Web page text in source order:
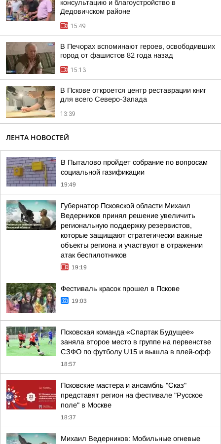
консультацию и благоустройство в
Дедовичском районе
15:49
В Печорах вспоминают героев, освободивших
город от фашистов 82 года назад
15:13
В Пскове откроется центр реставрации книг
для всего Северо-Запада
13:39
ЛЕНТА НОВОСТЕЙ
В Пыталово пройдет собрание по вопросам
социальной газификации
19:49
Губернатор Псковской области Михаил
Ведерников принял решение увеличить
региональную поддержку резервистов,
которые защищают стратегически важные
объекты региона и участвуют в отражении
атак беспилотников
19:19
Фестиваль красок прошел в Пскове
19:03
Псковская команда «Спартак Будущее»
заняла второе место в группе на первенстве
СЗФО по футболу U15 и вышла в плей-офф
18:57
Псковские мастера и ансамбль "Сказ"
представят регион на фестивале "Русское
поле" в Москве
18:37
Михаил Ведерников: Мобильные огневые